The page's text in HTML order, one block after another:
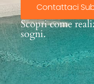
Contattaci
Scopri come
sogni.